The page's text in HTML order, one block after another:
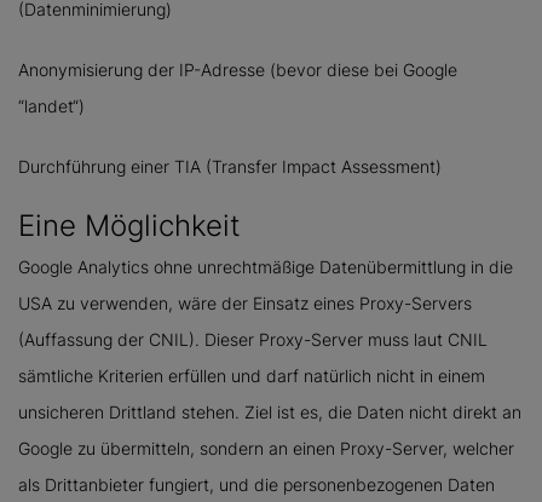
(Datenminimierung)
Anonymisierung der IP-Adresse (bevor diese bei Google
“landet“)
Durchführung einer TIA (Transfer Impact Assessment)
Eine Möglichkeit
Google Analytics ohne unrechtmäßige Datenübermittlung in die
USA zu verwenden, wäre der Einsatz eines Proxy-Servers
(Auffassung der CNIL). Dieser Proxy-Server muss laut CNIL
sämtliche Kriterien erfüllen und darf natürlich nicht in einem
unsicheren Drittland stehen. Ziel ist es, die Daten nicht direkt an
Google zu übermitteln, sondern an einen Proxy-Server, welcher
als Drittanbieter fungiert, und die personenbezogenen Daten